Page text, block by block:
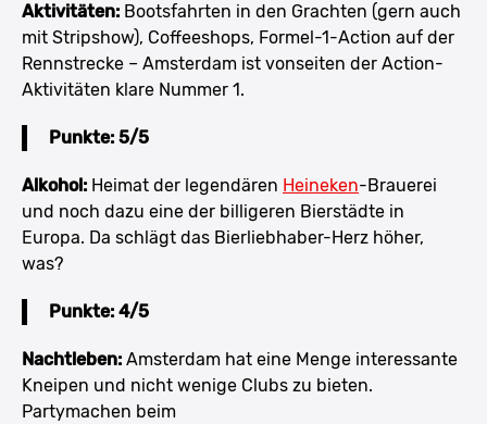
Aktivitäten: Bootsfahrten in den Grachten (gern auch
mit Stripshow), Coffeeshops, Formel-1-Action auf der
Rennstrecke – Amsterdam ist vonseiten der Action-
Aktivitäten klare Nummer 1.
Punkte: 5/5
Alkohol: Heimat der legendären Heineken-Brauerei
und noch dazu eine der billigeren Bierstädte in
Europa. Da schlägt das Bierliebhaber-Herz höher,
was?
Punkte: 4/5
Nachtleben: Amsterdam hat eine Menge interessante
Kneipen und nicht wenige Clubs zu bieten.
Partymachen beim